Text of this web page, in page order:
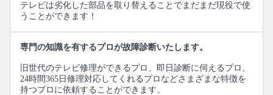
テレビは劣化した部品を取り替えることでまだまだ現役で使
うことができます！
専門の知識を有するプロが故障診断いたします。
旧世代のテレビ修理ができるプロ、即日診断に伺えるプロ、
24時間365日修理対応してくれるプロなどさまざまな特徴を
持つプロに依頼することができます。